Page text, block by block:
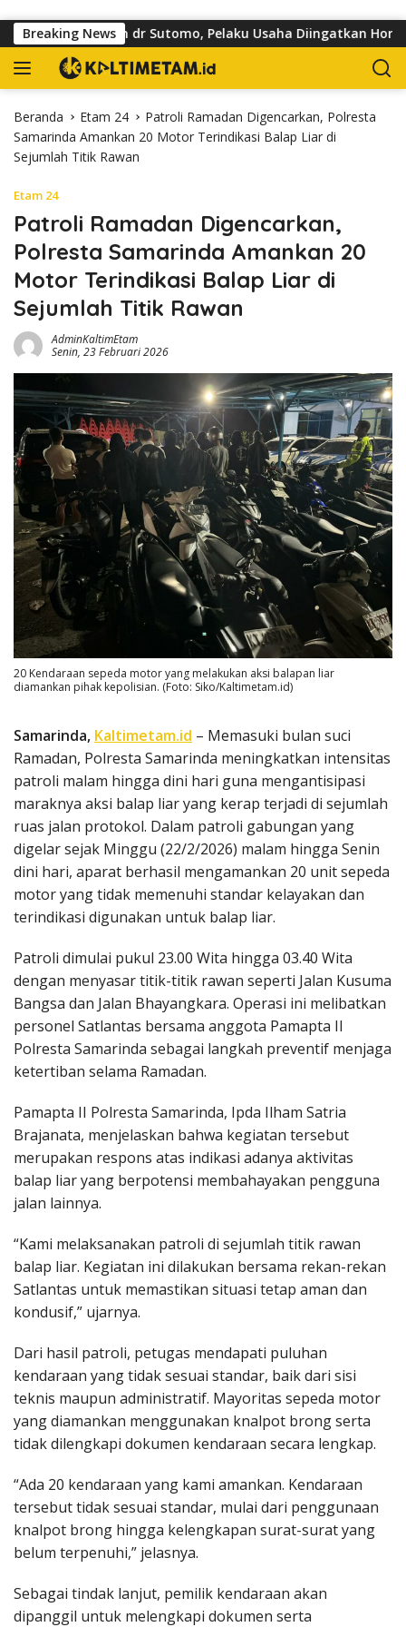
Breaking News
di Jalan dr Sutomo, Pelaku Usaha Diingatkan Hormati Hak
Beranda Etam 24
Patroli Ramadan Digencarkan, Polresta
Samarinda Amankan 20 Motor Terindikasi Balap Liar di
Sejumlah Titik Rawan
Etam 24
Patroli Ramadan Digencarkan,
Polresta Samarinda Amankan 20
Motor Terindikasi Balap Liar di
Sejumlah Titik Rawan
AdminKaltimEtam
Senin, 23 Februari 2026
20 Kendaraan sepeda motor yang melakukan aksi balapan liar
diamankan pihak kepolisian. (Foto: Siko/Kaltimetam.id)
Samarinda, Kaltimetam.id – Memasuki bulan suci
Ramadan, Polresta Samarinda meningkatkan intensitas
patroli malam hingga dini hari guna mengantisipasi
maraknya aksi balap liar yang kerap terjadi di sejumlah
ruas jalan protokol. Dalam patroli gabungan yang
digelar sejak Minggu (22/2/2026) malam hingga Senin
dini hari, aparat berhasil mengamankan 20 unit sepeda
motor yang tidak memenuhi standar kelayakan dan
terindikasi digunakan untuk balap liar.
Patroli dimulai pukul 23.00 Wita hingga 03.40 Wita
dengan menyasar titik-titik rawan seperti Jalan Kusuma
Bangsa dan Jalan Bhayangkara. Operasi ini melibatkan
personel Satlantas bersama anggota Pamapta II
Polresta Samarinda sebagai langkah preventif menjaga
ketertiban selama Ramadan.
Pamapta II Polresta Samarinda, Ipda Ilham Satria
Brajanata, menjelaskan bahwa kegiatan tersebut
merupakan respons atas indikasi adanya aktivitas
balap liar yang berpotensi membahayakan pengguna
jalan lainnya.
“Kami melaksanakan patroli di sejumlah titik rawan
balap liar. Kegiatan ini dilakukan bersama rekan-rekan
Satlantas untuk memastikan situasi tetap aman dan
kondusif,” ujarnya.
Dari hasil patroli, petugas mendapati puluhan
kendaraan yang tidak sesuai standar, baik dari sisi
teknis maupun administratif. Mayoritas sepeda motor
yang diamankan menggunakan knalpot brong serta
tidak dilengkapi dokumen kendaraan secara lengkap.
“Ada 20 kendaraan yang kami amankan. Kendaraan
tersebut tidak sesuai standar, mulai dari penggunaan
knalpot brong hingga kelengkapan surat-surat yang
belum terpenuhi,” jelasnya.
Sebagai tindak lanjut, pemilik kendaraan akan
dipanggil untuk melengkapi dokumen serta